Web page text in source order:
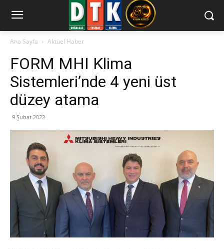
Ana Sayfa Aktüel Haber
FORM MHI Klima
Sistemleri’nde 4 yeni üst
düzey atama
9 Şubat 2022